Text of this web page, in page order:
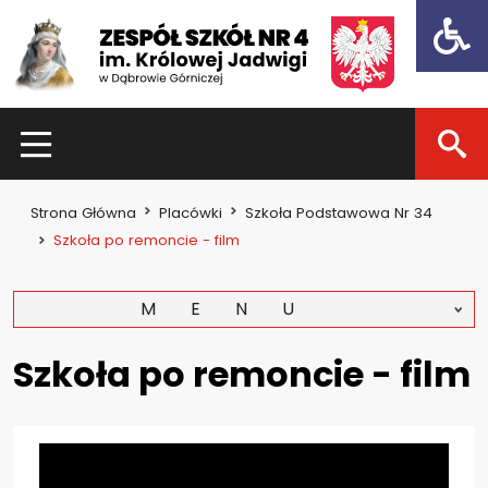
Dla uczniów
Kadra nauczycielska
Konkursy
Strona Główna Placówki
Szkoła Podstawowa Nr 34
Szkoła po remoncie - film
MENU
Szkoła po remoncie - film